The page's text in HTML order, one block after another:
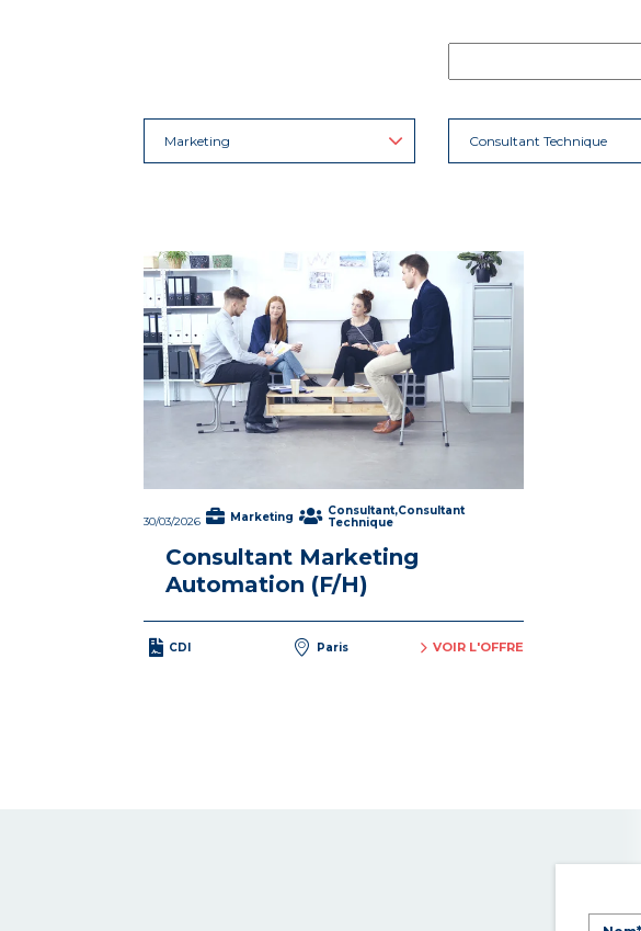
Marketing Consultant Technique
30/03/2026 Marketing
Consultant,Consultant
Technique
Consultant Marketing
Automation (F/H)
CDI Paris VOIR L'OFFRE